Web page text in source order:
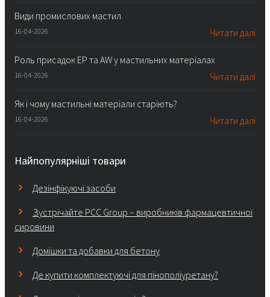
Види промислових мастил
16-04-2026 Читати далі
Роль присадок EP та AW у мастильних матеріалах
16-04-2026 Читати далі
Як і чому мастильні матеріали старіють?
16-04-2026 Читати далі
Найпопулярніші товари
Дезінфікуючі засоби
Зустрічайте PCC Group – виробників фармацевтичної
сировини
Домішки та добавки для бетону
Де купити комплектуючі для пінополіуретану?